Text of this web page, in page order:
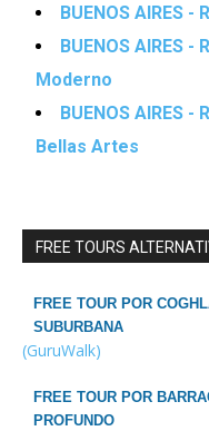
BUENOS AIRES
BUENOS AIRES
Moderno
BUENOS AIRES
Bellas Artes
FREE TOURS
FREE TOUR POR
SUBURBANA
(GuruWalk)
FREE TOUR POR
PROFUNDO